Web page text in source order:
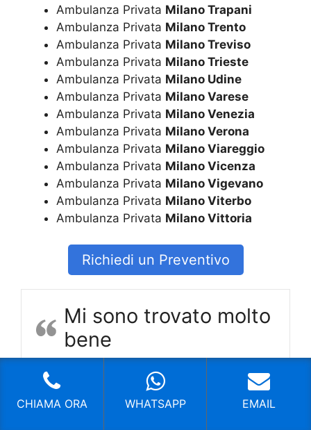
Ambulanza Privata Milano Trapani
Ambulanza Privata Milano Trento
Ambulanza Privata Milano Treviso
Ambulanza Privata Milano Trieste
Ambulanza Privata Milano Udine
Ambulanza Privata Milano Varese
Ambulanza Privata Milano Venezia
Ambulanza Privata Milano Verona
Ambulanza Privata Milano Viareggio
Ambulanza Privata Milano Vicenza
Ambulanza Privata Milano Vigevano
Ambulanza Privata Milano Viterbo
Ambulanza Privata Milano Vittoria
Richiedi un Preventivo
Mi sono trovato molto
bene
Mi sono trovato molto bene
Fabio
CHIAMA ORA
WHATSAPP EMAIL